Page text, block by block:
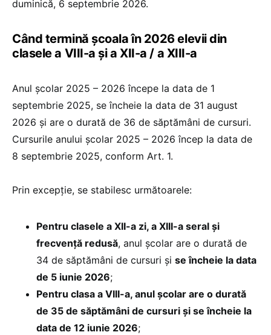
duminică, 6 septembrie 2026.
Când termină școala în 2026 elevii din
clasele a VIII-a și a XII-a / a XIII-a
Anul şcolar 2025 – 2026 începe la data de 1
septembrie 2025, se încheie la data de 31 august
2026 şi are o durată de 36 de săptămâni de cursuri.
Cursurile anului şcolar 2025 – 2026 încep la data de
8 septembrie 2025, conform Art. 1.
Prin excepţie, se stabilesc următoarele:
Pentru clasele a XII-a zi, a XIII-a seral şi
frecvenţă redusă, anul şcolar are o durată de
34 de săptămâni de cursuri și se încheie la data
de 5 iunie 2026;
Pentru clasa a VIII-a, anul şcolar are o durată
de 35 de săptămâni de cursuri și se încheie la
data de 12 iunie 2026;